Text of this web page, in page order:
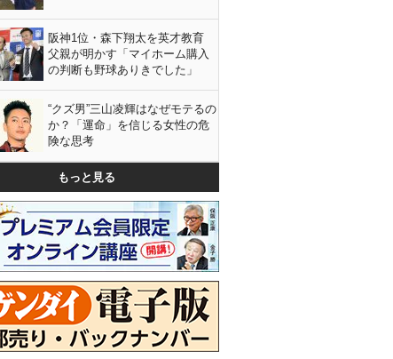
阪神1位・森下翔太を英才教育
父親が明かす「マイホーム購入
の判断も野球ありきでした」
“クズ男”三山凌輝はなぜモテるの
か？「運命」を信じる女性の危
険な思考
もっと見る